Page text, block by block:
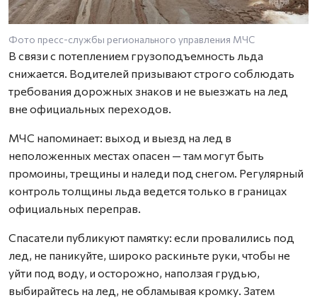
Фото пресс-службы регионального управления МЧС
В связи с потеплением грузоподъемность льда
снижается. Водителей призывают строго соблюдать
требования дорожных знаков и не выезжать на лед
вне официальных переходов.
МЧС напоминает: выход и выезд на лед в
неположенных местах опасен — там могут быть
промоины, трещины и наледи под снегом. Регулярный
контроль толщины льда ведется только в границах
официальных переправ.
Спасатели публикуют памятку: если провалились под
лед, не паникуйте, широко раскиньте руки, чтобы не
уйти под воду, и осторожно, наползая грудью,
выбирайтесь на лед, не обламывая кромку. Затем